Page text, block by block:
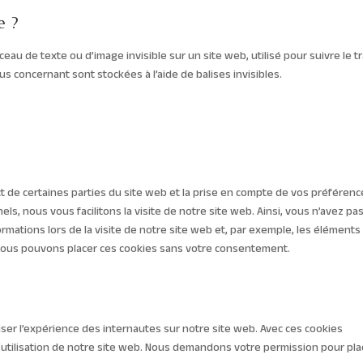
?
de texte ou d’image invisible sur un site web, utilisé pour suivre le
concernant sont stockées à l’aide de balises invisibles.
certaines parties du site web et la prise en compte de vos
nous vous facilitons la visite de notre site web. Ainsi, vous n’avez pas
lors de la visite de notre site web et, par exemple, les éléments
pouvons placer ces cookies sans votre consentement.
l’expérience des internautes sur notre site web. Avec ces cookies
de notre site web. Nous demandons votre permission pour